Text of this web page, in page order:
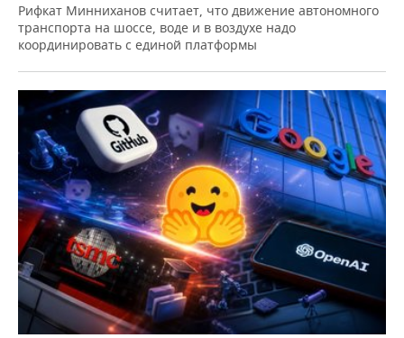
Рифкат Минниханов считает, что движение автономного
транспорта на шоссе, воде и в воздухе надо
координировать с единой платформы